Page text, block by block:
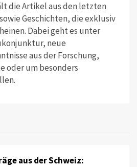
die Artikel aus den letzten
Geschichten, die exklusiv
Dabei geht es unter
neue
aus der Forschung,
oder um besonders
aus der Schweiz: